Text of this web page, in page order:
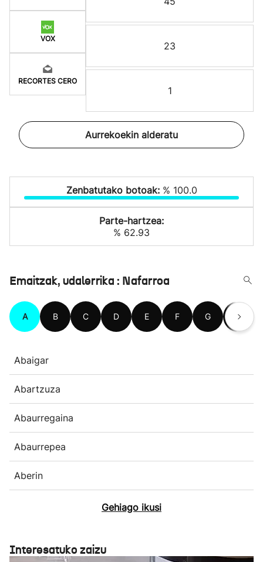
VOX
RECORTES CERO
23
1
Aurrekoekin alderatu
Zenbatutako botoak: % 100.0
Parte-hartzea:
% 62.93
Emaitzak, udalerrika : Nafarroa
A B C D E F G H
Abaigar
Abartzuza
Abaurregaina
Abaurrepea
Aberin
Gehiago ikusi
Interesatuko zaizu